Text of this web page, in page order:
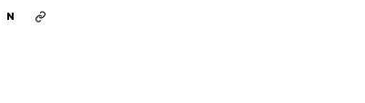
N